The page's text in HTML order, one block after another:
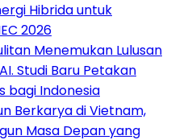
Hibrida untuk
2026
Menemukan Lulusan
Studi Baru Petakan
bagi Indonesia
Berkarya di Vietnam,
Masa Depan yang